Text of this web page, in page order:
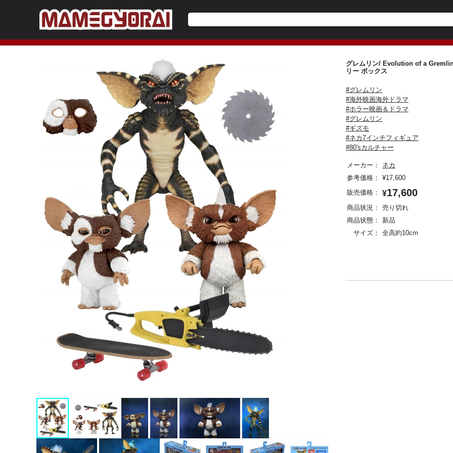
グレムリン/ Evolution of a
リー ボックス
#グレムリン
#海外映画海外ドラマ
#ホラー映画＆ドラマ
#グレムリン
#ギズモ
#ネカ7インチフィギュア
#80'sカルチャー
メーカー：
ネカ
参考価格：
¥17,600
販売価格：
¥17,600
商品状況：
売り切れ
商品状態：
新品
サイズ：
全高約10cm